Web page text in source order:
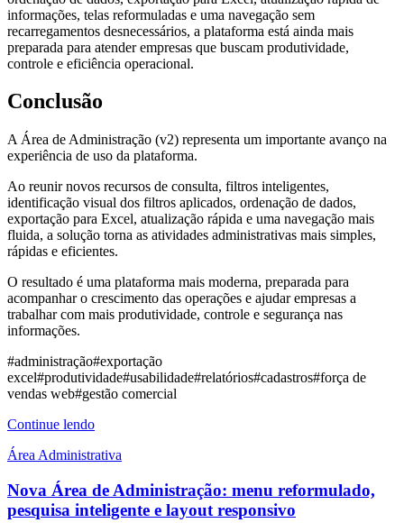
informações, telas reformuladas e uma navegação sem
recarregamentos desnecessários, a plataforma está ainda mais
preparada para atender empresas que buscam produtividade,
controle e eficiência operacional.
Conclusão
A Área de Administração (v2) representa um importante avanço na
experiência de uso da plataforma.
Ao reunir novos recursos de consulta, filtros inteligentes,
identificação visual dos filtros aplicados, ordenação de dados,
exportação para Excel, atualização rápida e uma navegação mais
fluida, a solução torna as atividades administrativas mais simples,
rápidas e eficientes.
O resultado é uma plataforma mais moderna, preparada para
acompanhar o crescimento das operações e ajudar empresas a
trabalhar com mais produtividade, controle e segurança nas
informações.
#administração#exportação
excel#produtividade#usabilidade#relatórios#cadastros#força de
vendas web#gestão comercial
Continue lendo
Área Administrativa
Nova Área de Administração: menu reformulado,
pesquisa inteligente e layout responsivo